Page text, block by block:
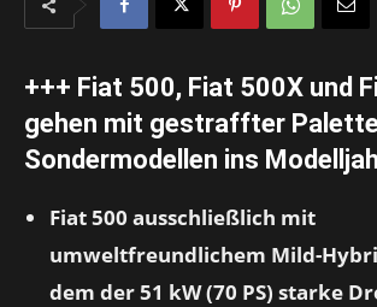
+++ Fiat 500, Fiat 500X und
gehen mit gestraffter Palette
Sondermodellen ins
Fiat 500 ausschließlich mit
umweltfreundlichem Mild-
dem der 51 kW (70 PS) starke